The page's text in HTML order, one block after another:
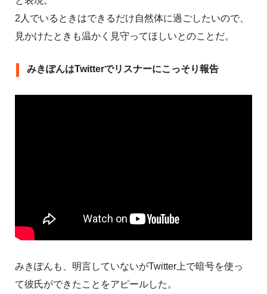
2人でいるときはできるだけ自然体に過ごしたいので、
見かけたときも温かく見守ってほしいとのことだ。
みきぽんはTwitterでリスナーにこっそり報告
みきぽんも、明言していないがTwitter上で暗号を使っ
て彼氏ができたことをアピールした。